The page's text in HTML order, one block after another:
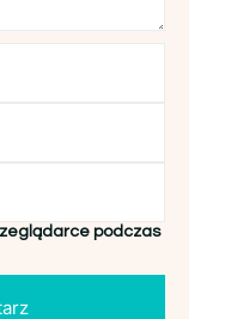
podczas